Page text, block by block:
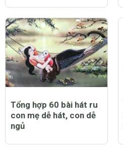
Tổng hợp 60 bài hát ru
con mẹ dễ hát, con dễ
ngủ